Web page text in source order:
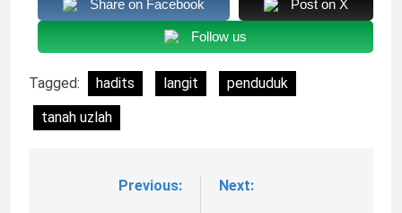
Share on Facebook Post on X
Follow us
Tagged: hadits langit
penduduk
tanah uzlah
NavigasiPrevious:
Next: